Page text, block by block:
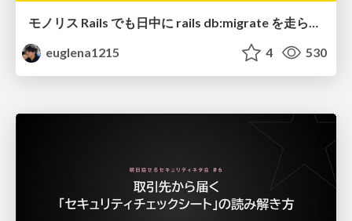
モノリス Rails でも日中に rails db:migrate を走らせたい！ / Daytime rails db:migrate on Monolithic Rails!
euglena1215
4 530